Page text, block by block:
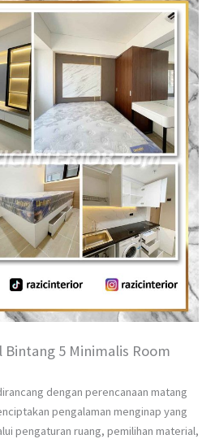
5 Minimalis Room
dengan perencanaan matang
pengalaman menginap yang
pengaturan ruang, pemilihan material,